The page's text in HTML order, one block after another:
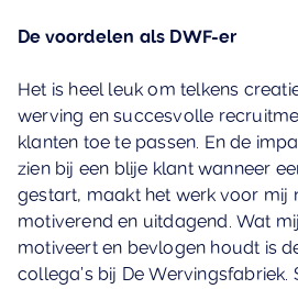
De voordelen als DWF-er
Het is heel leuk om telkens
werving en succesvolle
klanten toe te passen. En de
zien bij een blije klant wanneer
gestart, maakt het werk voor mij
motiverend en uitdagend. Wat
motiveert en bevlogen houdt is
collega’s bij De Wervingsfabriek.